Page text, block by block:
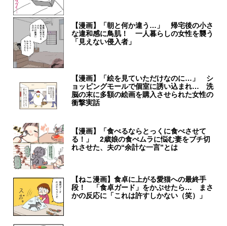
【漫画】「朝と何か違う…」 帰宅後の小さ
な違和感に鳥肌！ 一人暮らしの女性を襲う
「見えない侵入者」
【漫画】「絵を見ていただけなのに…」 シ
ョッピングモールで個室に誘い込まれ… 洗
脳の末に多額の絵画を購入させられた女性の
衝撃実話
【漫画】「食べるならとっくに食べさせて
る！」 2歳娘の食べムラに悩む妻をブチ切
れさせた、夫の“余計な一言”とは
【ねこ漫画】食卓に上がる愛猫への最終手
段！ 「食卓ガード」をかぶせたら… まさ
かの反応に「これは許すしかない（笑）」